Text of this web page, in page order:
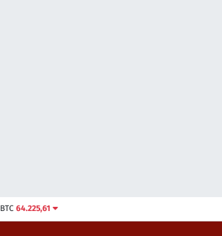
BTC 64.225,61